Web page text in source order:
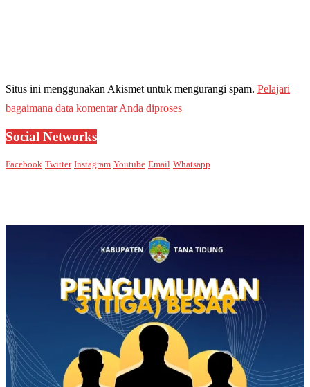
Situs ini menggunakan Akismet untuk mengurangi spam. Pelajari
bagaimana data komentar Anda diproses
Social Networks
Facebook Twitter Instagram Youtube Email Whatsapp